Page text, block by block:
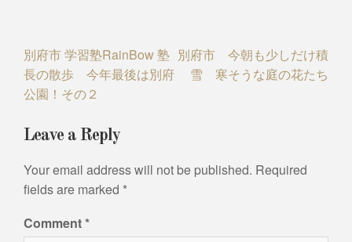
Post
navigation
別府市 学習塾RainBow 塾
長の散歩 今年最後は別府
公園！その２
別府市 今朝も少しだけ積
雪 寒そうな庭の花たち
Leave a Reply
Your email address will not be published. Required
fields are marked *
Comment*